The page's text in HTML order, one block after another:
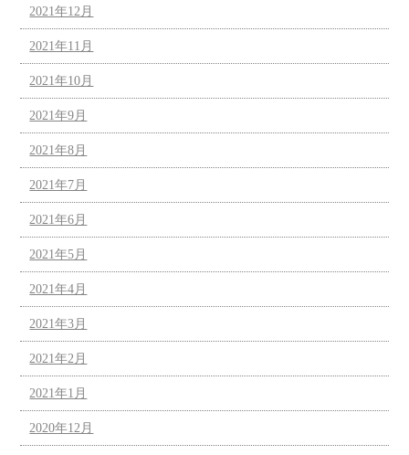
2021年12月
2021年11月
2021年10月
2021年9月
2021年8月
2021年7月
2021年6月
2021年5月
2021年4月
2021年3月
2021年2月
2021年1月
2020年12月